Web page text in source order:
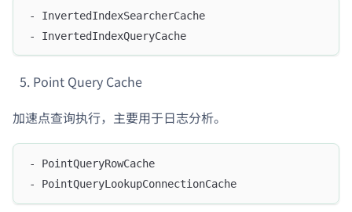
- InvertedIndexSearcherCache
- InvertedIndexQueryCache
Point Query Cache
加速点查询执行，主要用于日志分析。
- PointQueryRowCache
- PointQueryLookupConnectionCache